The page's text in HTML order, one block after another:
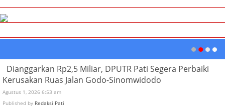
Dianggarkan Rp2,5 Miliar, DPUTR Pati Segera Perbaiki
Kerusakan Ruas Jalan Godo-Sinomwidodo
Agustus 1, 2026 6:53 am
Published by Redaksi Pati